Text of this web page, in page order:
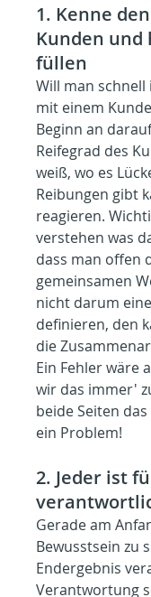
1. Kenne
Kunden und
füllen
Will man
mit einem
Beginn an
Reifegrad des
weiß, wo es
Reibungen gibt
reagieren.
verstehen was
dass man offen
gemeinsamen
nicht darum
definieren, den
die
Ein Fehler wäre
wir das immer'
beide Seiten
ein Problem!
2. Jeder ist
Gerade am
Bewusstsein zu
Endergebnis
Verantwortung